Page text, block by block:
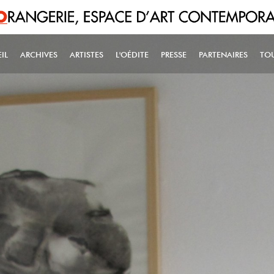
NAVIGATION
ARCHIVES ARTISTES L'OÉDITE PRESSE PARTENAIRES